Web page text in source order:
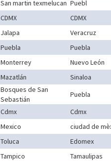
San martin texmelucan Puebl
CDMX CDMX
Jalapa Veracruz
Puebla Puebla
Monterrey Nuevo León
Mazatlán Sinaloa
Bosques de San
Sebastián
Puebla
Cdmx Cdmx
Mexico ciudad de
Toluca Edomex
Tampico Tamaulipas